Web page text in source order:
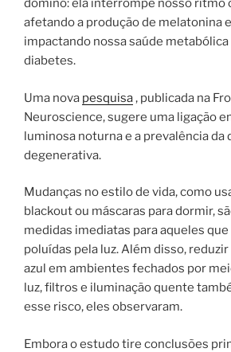
dominó: ela interrompe nosso ritmo
afetando a produção de melatonina
impactando nossa saúde metabólica
diabetes.
Uma nova pesquisa, publicada na
Neuroscience, sugere uma ligação
luminosa noturna e a prevalência da
degenerativa.
Mudanças no estilo de vida, como
blackout ou máscaras para dormir,
medidas imediatas para aqueles
poluídas pela luz. Além disso, reduzir
azul em ambientes fechados por
luz, filtros e iluminação quente
esse risco, eles observaram.
Embora o estudo tire conclusões